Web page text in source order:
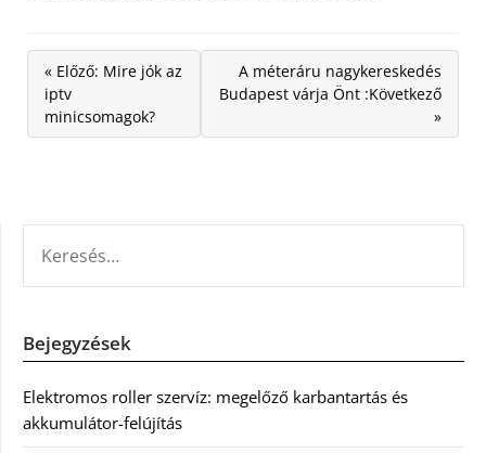
« Előző: Mire jók az
iptv
minicsomagok?
A méteráru nagykereskedés
Budapest várja Önt :Következő
»
Bejegyzések
Elektromos roller szervíz: megelőző karbantartás és
akkumulátor-felújítás